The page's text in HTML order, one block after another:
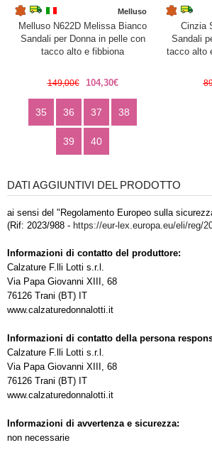
Melluso
Melluso N622D Melissa Bianco
Sandali per Donna in pelle con
tacco alto e fibbiona
149,00€ 104,30€
35 36 37 38
39 40
Cinzia
Sandali
tacco alto
DATI AGGIUNTIVI DEL PRODOTTO
ai sensi del "Regolamento Europeo sulla
(Rif: 2023/988 - https://eur-lex.europa.eu/eli/reg/
Informazioni di contatto del produttore:
Calzature F.lli Lotti s.r.l.
Via Papa Giovanni XIII, 68
76126 Trani (BT) IT
www.calzaturedonnalotti.it
Informazioni di contatto della persona
Calzature F.lli Lotti s.r.l.
Via Papa Giovanni XIII, 68
76126 Trani (BT) IT
www.calzaturedonnalotti.it
Informazioni di avvertenza e sicurezza:
non necessarie